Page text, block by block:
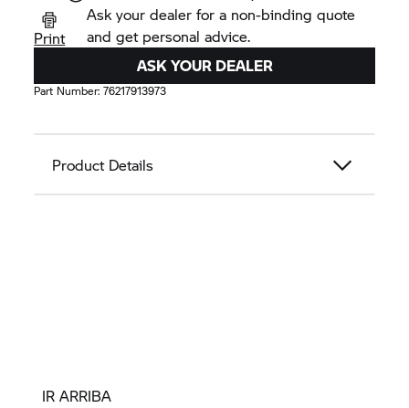
Print
Ask your dealer for a non-binding quote
and get personal advice.
ASK YOUR DEALER
Part Number:76217913973
Product Details
IR ARRIBA